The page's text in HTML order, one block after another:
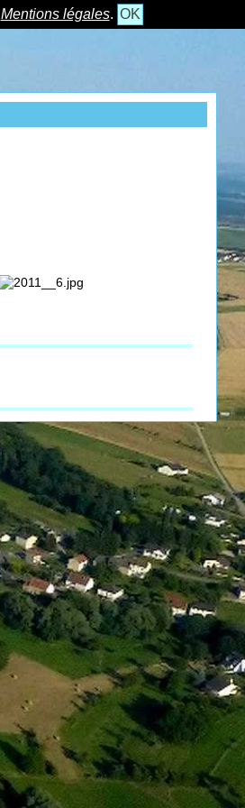
Mentions légales. OK